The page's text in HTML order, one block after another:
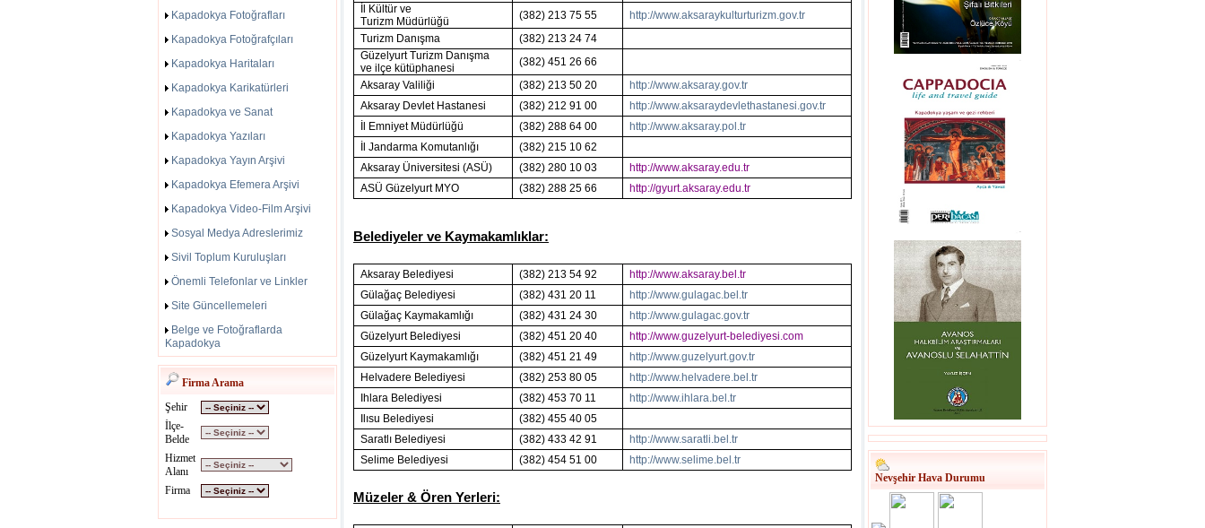
Kapadokya Fotoğrafları
Kapadokya Fotoğrafçıları
Kapadokya Haritaları
Kapadokya Karikatürleri
Kapadokya ve Sanat
Kapadokya Yazıları
Kapadokya Yayın Arşivi
Kapadokya Efemera Arşivi
Kapadokya Video-Film Arşivi
Sosyal Medya Adreslerimiz
Sivil Toplum Kuruluşları
Önemli Telefonlar ve Linkler
Site Güncellemeleri
Belge ve Fotoğraflarda
Kapadokya
Firma Arama
Şehir
İlçe-
Belde
Hizmet
Alanı
Firma
İl Kültür ve
Turizm Müdürlüğü
(382) 213 75 55
http://www.aksaraykulturturizm.gov.tr
Turizm Danışma
(382) 213 24 74
Güzelyurt Turizm Danışma
ve ilçe kütüphanesi
(382) 451 26 66
Aksaray Valiliği
(382) 213 50 20
http://www.aksaray.gov.tr
Aksaray Devlet Hastanesi
(382) 212 91 00
http://www.aksaraydevlethastanesi.gov.tr
İl Emniyet Müdürlüğü
(382) 288 64 00
http://www.aksaray.pol.tr
İl Jandarma Komutanlığı
(382) 215 10 62
Aksaray Üniversitesi (ASÜ)
(382) 280 10 03
http://www.aksaray.edu.tr
ASÜ Güzelyurt MYO
(382) 288 25 66 http://gyurt.aksaray.edu.tr
Belediyeler ve Kaymakamlıklar:
Aksaray Belediyesi (382) 213 54 92
http://www.aksaray.bel.tr
Gülağaç Belediyesi
(382) 431 20 11
http://www.gulagac.bel.tr
Gülağaç Kaymakamlığı
(382) 431 24 30
http://www.gulagac.gov.tr
Güzelyurt Belediyesi
(382) 451 20 40
http://www.guzelyurt-belediyesi.com
Güzelyurt Kaymakamlığı
(382) 451 21 49
http://www.guzelyurt.gov.tr
Helvadere Belediyesi
(382) 253 80 05
http://www.helvadere.bel.tr
Ihlara Belediyesi
(382) 453 70 11
http://www.ihlara.bel.tr
Ilısu Belediyesi
(382) 455 40 05
Saratlı Belediyesi
(382) 433 42 91
http://www.saratli.bel.tr
Selime Belediyesi
(382) 454 51 00 http://www.selime.bel.tr
Müzeler & Ören Yerleri:
Nevşehir Hava Durumu